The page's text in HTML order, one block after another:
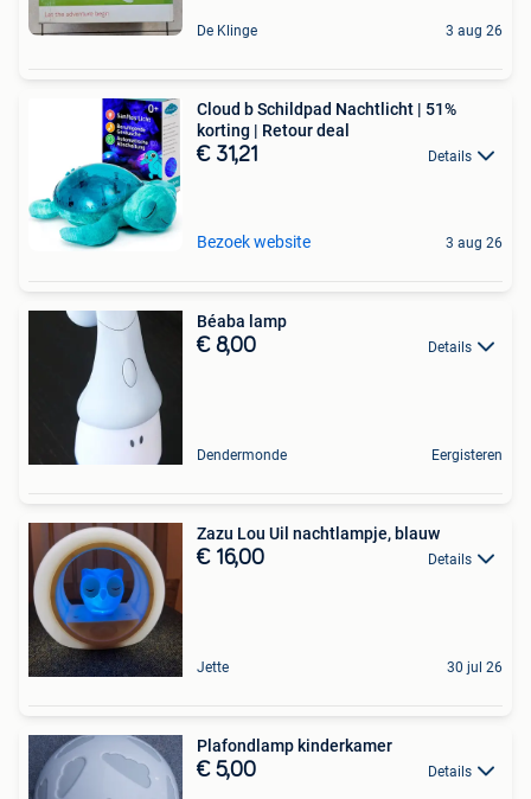
De Klinge 3 aug 26
Cloud b Schildpad Nachtlicht | 51%
korting | Retour deal
€ 31,21 Details
Bezoek website 3 aug 26
Béaba lamp
€ 8,00 Details
Dendermonde Eergisteren
Zazu Lou Uil nachtlampje, blauw
€ 16,00 Details
Jette 30 jul 26
Plafondlamp kinderkamer
€ 5,00 Details